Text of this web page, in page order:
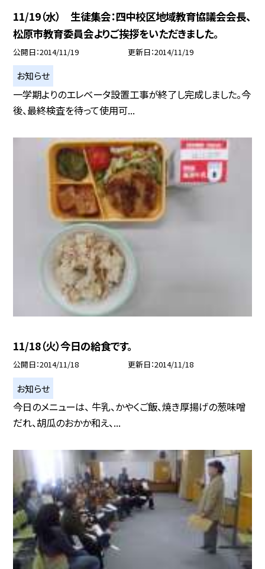
11/19（水） 生徒集会：四中校区地域教育協議会会長、
松原市教育委員会よりご挨拶をいただきました。
公開日 2014/11/19 更新日 2014/11/19
お知らせ
一学期よりのエレベータ設置工事が終了し完成しました。今
後、最終検査を待って使用可...
11/18（火）今日の給食です。
公開日 2014/11/18 更新日 2014/11/18
お知らせ
今日のメニューは、 牛乳、かやくご飯、焼き厚揚げの葱味噌
だれ、胡瓜のおかか和え、...